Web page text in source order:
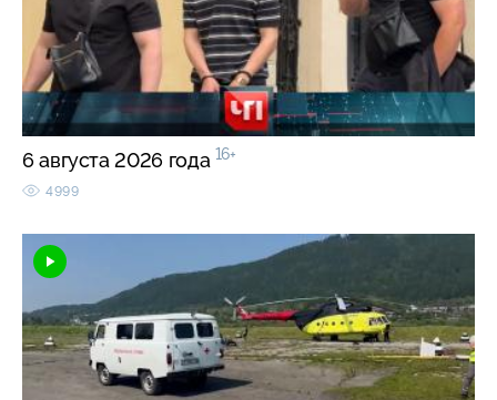
6 августа 2026 года 16+
4999